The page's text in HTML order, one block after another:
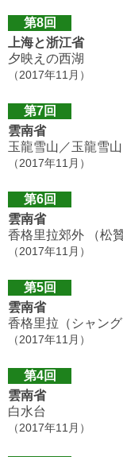
第8回
上海と浙江省
夕映えの西湖
（2017年11月）
第7回
雲南省
玉龍雪山／玉龍雪
（2017年11月）
第6回
雲南省
香格里拉郊外 （松
（2017年11月）
第5回
雲南省
香格里拉（シャング
（2017年11月）
第4回
雲南省
白水台
（2017年11月）